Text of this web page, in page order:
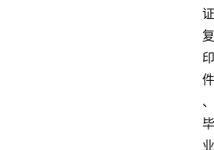
证
复
印
件
、
毕
业